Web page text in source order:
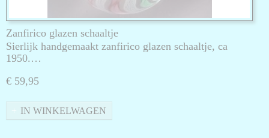
Zanfirico glazen schaaltje
Sierlijk handgemaakt zanfirico glazen schaaltje, ca
1950.…
€ 59,95
IN WINKELWAGEN